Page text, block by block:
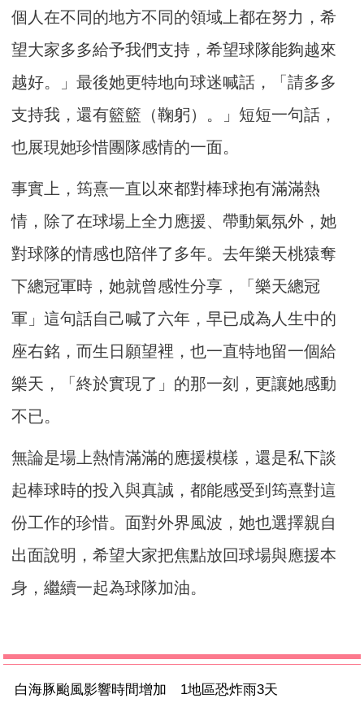
個人在不同的地方不同的領域上都在努力，希
望大家多多給予我們支持，希望球隊能夠越來
越好。」最後她更特地向球迷喊話，「請多多
支持我，還有籃籃（鞠躬）。」短短一句話，
也展現她珍惜團隊感情的一面。
事實上，筠熹一直以來都對棒球抱有滿滿熱
情，除了在球場上全力應援、帶動氣氛外，她
對球隊的情感也陪伴了多年。去年樂天桃猿奪
下總冠軍時，她就曾感性分享，「樂天總冠
軍」這句話自己喊了六年，早已成為人生中的
座右銘，而生日願望裡，也一直特地留一個給
樂天，「終於實現了」的那一刻，更讓她感動
不已。
無論是場上熱情滿滿的應援模樣，還是私下談
起棒球時的投入與真誠，都能感受到筠熹對這
份工作的珍惜。面對外界風波，她也選擇親自
出面說明，希望大家把焦點放回球場與應援本
身，繼續一起為球隊加油。
白海豚颱風影響時間增加 1地區恐炸雨3天